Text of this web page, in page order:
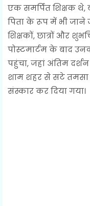
एक समर्पित शिक्षक थे,
पिता के रूप में भी जाने
शिक्षकों, छात्रों और
पोस्टमार्टम के बाद
पहुंचा, जहां अंतिम
शाम शहर से सटे तमसा
संस्कार कर दिया गया।